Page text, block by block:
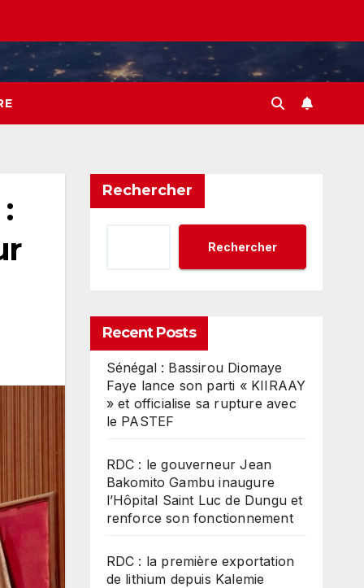
Rechercher
Rechercher
Recent Posts
Sénégal : Bassirou Diomaye
Faye lance son parti « KIIRAAY
» et officialise sa rupture avec
le PASTEF
RDC : le gouverneur Jean
Bakomito Gambu inaugure
l’Hôpital Saint Luc de Dungu et
renforce son fonctionnement
RDC : la première exportation
de lithium depuis Kalemie